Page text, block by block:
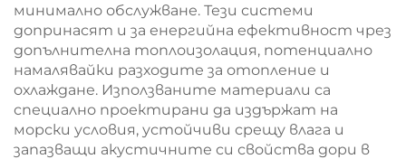
минимално обслужване. Тези системи
допринасят и за енергийна ефективност чрез
допълнителна топлоизолация, потенциално
намалявайки разходите за отопление и
охлаждане. Използваните материали са
специално проектирани да издържат на
морски условия, устойчиви срещу влага и
запазващи акустичните си свойства дори в